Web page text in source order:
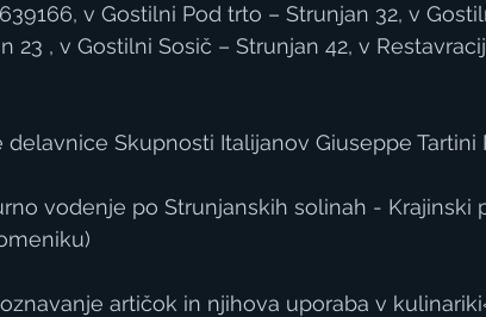
v Gostilni Pod trto – Strunjan 32, v
23 , v Gostilni Sosič – Strunjan 42, v
delavnice Skupnosti Italijanov Giuseppe Tartini
vodenje po Strunjanskih solinah - Krajinski
artičok in njihova uporaba v